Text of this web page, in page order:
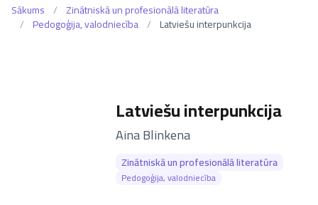
Sākums / Zinātniskā un profesionālā literatūra
/ Pedogoģija, valodniecība / Latviešu interpunkcija
Latviešu interpunkcija
–
Aina Blinkena
Zinātniskā un profesionālā literatūra
Pedogoģija, valodniecība